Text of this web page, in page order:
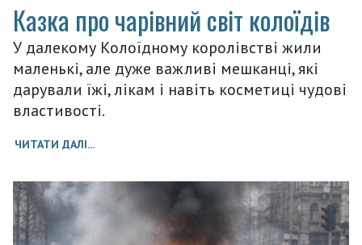
Казка про чарівний світ колоїдів
У далекому Колоїдному королівстві жили
маленькі, але дуже важливі мешканці, які
дарували їжі, лікам і навіть косметиці чудові
властивості.
ЧИТАТИ ДАЛІ...